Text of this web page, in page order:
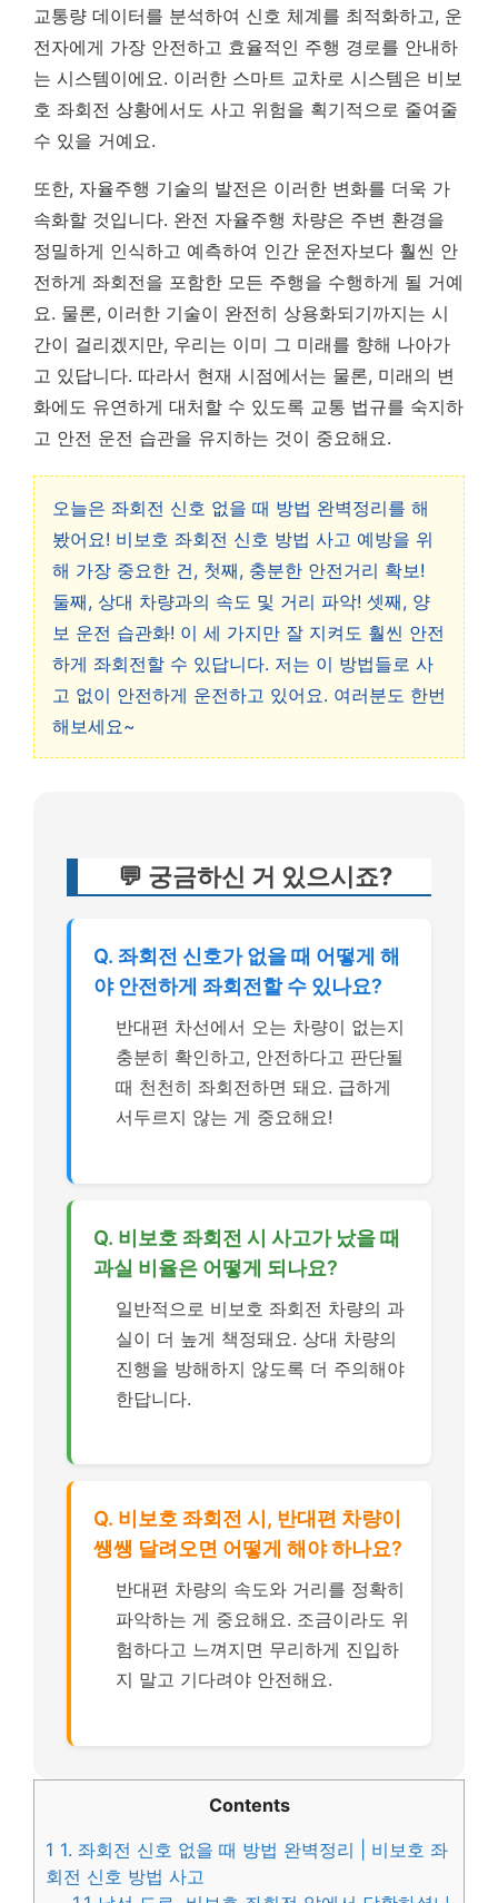
교통량 데이터를 분석하여 신호 체계를 최적화하고, 운
전자에게 가장 안전하고 효율적인 주행 경로를 안내하
는 시스템이에요. 이러한 스마트 교차로 시스템은 비보
호 좌회전 상황에서도 사고 위험을 획기적으로 줄여줄
수 있을 거예요.
또한, 자율주행 기술의 발전은 이러한 변화를 더욱 가
속화할 것입니다. 완전 자율주행 차량은 주변 환경을
정밀하게 인식하고 예측하여 인간 운전자보다 훨씬 안
전하게 좌회전을 포함한 모든 주행을 수행하게 될 거예
요. 물론, 이러한 기술이 완전히 상용화되기까지는 시
간이 걸리겠지만, 우리는 이미 그 미래를 향해 나아가
고 있답니다. 따라서 현재 시점에서는 물론, 미래의 변
화에도 유연하게 대처할 수 있도록 교통 법규를 숙지하
고 안전 운전 습관을 유지하는 것이 중요해요.
오늘은 좌회전 신호 없을 때 방법 완벽정리를 해
봤어요! 비보호 좌회전 신호 방법 사고 예방을 위
해 가장 중요한 건, 첫째, 충분한 안전거리 확보!
둘째, 상대 차량과의 속도 및 거리 파악! 셋째, 양
보 운전 습관화! 이 세 가지만 잘 지켜도 훨씬 안전
하게 좌회전할 수 있답니다. 저는 이 방법들로 사
고 없이 안전하게 운전하고 있어요. 여러분도 한번
해보세요~
💬 궁금하신 거 있으시죠?
Q. 좌회전 신호가 없을 때 어떻게 해
야 안전하게 좌회전할 수 있나요?
반대편 차선에서 오는 차량이 없는지
충분히 확인하고, 안전하다고 판단될
때 천천히 좌회전하면 돼요. 급하게
서두르지 않는 게 중요해요!
Q. 비보호 좌회전 시 사고가 났을 때
과실 비율은 어떻게 되나요?
일반적으로 비보호 좌회전 차량의 과
실이 더 높게 책정돼요. 상대 차량의
진행을 방해하지 않도록 더 주의해야
한답니다.
Q. 비보호 좌회전 시, 반대편 차량이
쌩쌩 달려오면 어떻게 해야 하나요?
반대편 차량의 속도와 거리를 정확히
파악하는 게 중요해요. 조금이라도 위
험하다고 느껴지면 무리하게 진입하
지 말고 기다려야 안전해요.
Contents
1 1. 좌회전 신호 없을 때 방법 완벽정리 | 비보호 좌
회전 신호 방법 사고